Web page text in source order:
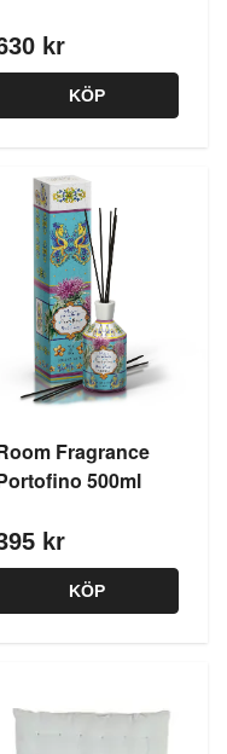
kr
KÖP
Fragrance
500ml
kr
KÖP